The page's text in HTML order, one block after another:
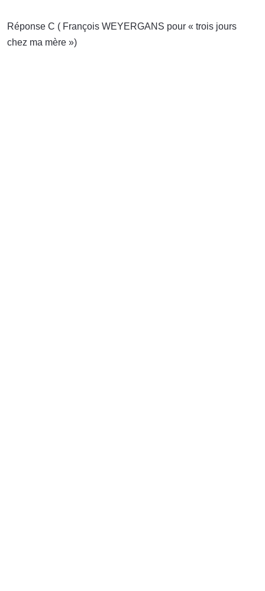
Réponse C ( François WEYERGANS pour « trois jours
chez ma mère »)